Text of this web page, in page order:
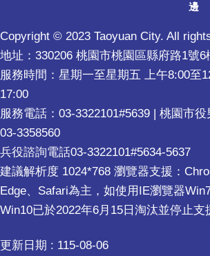
邊
Copyright © 2023 Taoyuan City. All
地址：330206 桃園市桃園區縣府路1號6
服務時間：星期一至星期五 上午8:00至
17:00
服務電話：03-3322101#5639 | 桃園市役
03-3358560
兵役諮詢電話03-3322101#5634-5637
建議解析度 1024*768 瀏覽器支援：
Edge、Safari為主，如使用IE瀏覽器
Win10已於2022年6月15日淘汰並停止支
更新日期 115-08-06